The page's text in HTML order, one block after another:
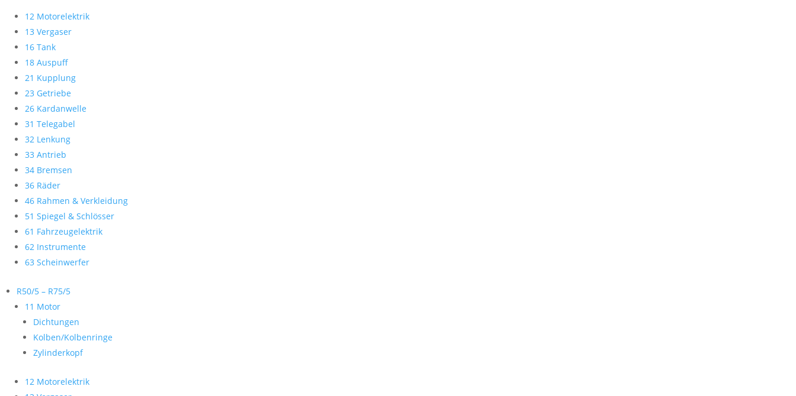
12 Motorelektrik
13 Vergaser
16 Tank
18 Auspuff
21 Kupplung
23 Getriebe
26 Kardanwelle
31 Telegabel
32 Lenkung
33 Antrieb
34 Bremsen
36 Räder
46 Rahmen & Verkleidung
51 Spiegel & Schlösser
61 Fahrzeugelektrik
62 Instrumente
63 Scheinwerfer
R50/5 – R75/5
11 Motor
Dichtungen
Kolben/Kolbenringe
Zylinderkopf
12 Motorelektrik